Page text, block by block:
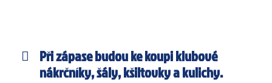
Při zápase budou ke koupi klubové
nákrčníky, šály, kšiltovky a kulichy.